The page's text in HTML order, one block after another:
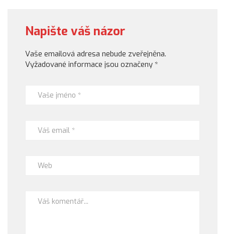
Napište váš názor
Vaše emailová adresa nebude zveřejněna.
Vyžadované informace jsou označeny *